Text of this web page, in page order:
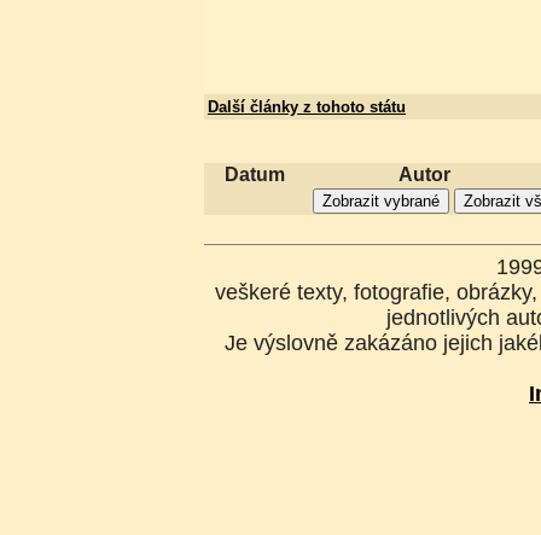
Další články z tohoto státu
Datum Autor
veškeré texty, fotografie,
jednotlivých
Je výslovně zakázáno jejich